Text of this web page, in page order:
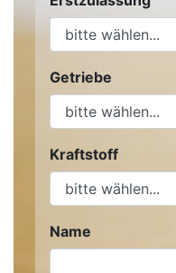
Getriebe
Kraftstoff
Name